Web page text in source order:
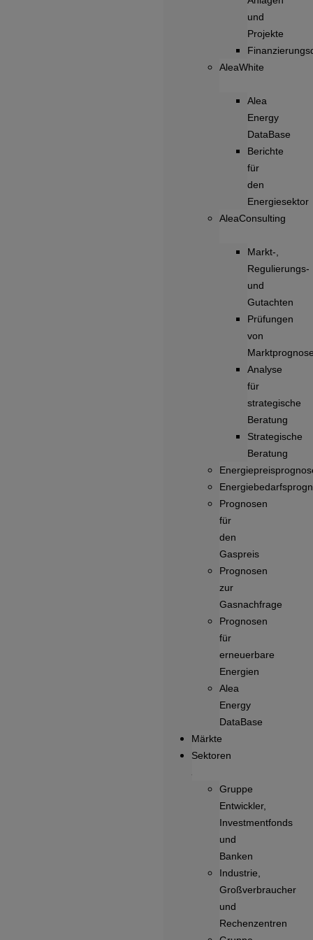
und
Projekte
AleaWhite
Alea
Energy
DataBase
Berichte
für
den
Energiesektor
AleaConsulting
Markt-,
Regulierungs-
und
Gutachten
Prüfungen
von
Analyse
für
strategische
Beratung
Strategische
Beratung
Prognosen
für
den
Gaspreis
Prognosen
zur
Gasnachfrage
Prognosen
für
erneuerbare
Energien
Alea
Energy
DataBase
Märkte
Sektoren
Gruppe
Entwickler,
Investmentfonds
und
Banken
Industrie,
Großverbraucher
und
Rechenzentren